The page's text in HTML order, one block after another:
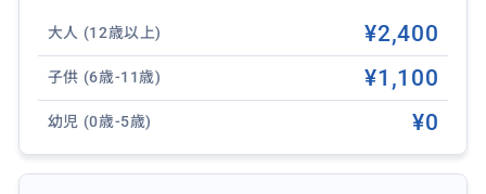
・グアムプレミアムアウトレット発着 ※最終便のみJP
スーパーストア前着
※毎週日曜日、タモンシャトル及びショッピングシャ
トルのスケジュールが変更となります。日曜日版時刻表
をご参照ください。
大人 (12歳以上) ¥2,400
子供 (6歳-11歳) ¥1,100
幼児 (0歳-5歳) ¥0